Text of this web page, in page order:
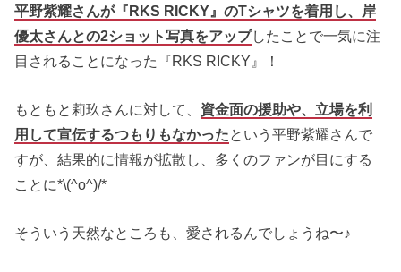
平野紫耀さんが『RKS RICKY』のTシャツを着用し、岸
優太さんとの2ショット写真をアップしたことで一気に注
目されることになった『RKS RICKY』！
もともと莉玖さんに対して、 資金面の援助や、立場を利
用して宣伝するつもりもなかったという平野紫耀さんで
すが、結果的に情報が拡散し、多くのファンが目にする
ことに*\(^o^)/*
そういう天然なところも、愛されるんでしょうね〜♪